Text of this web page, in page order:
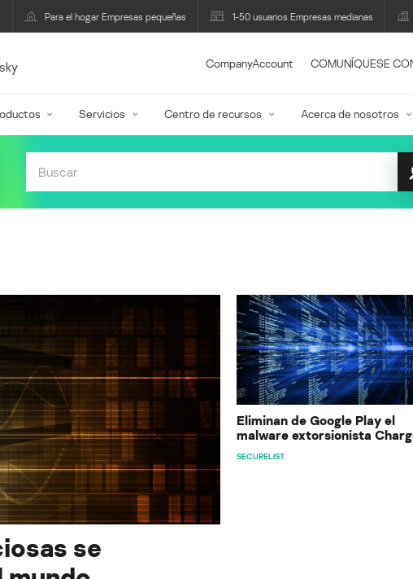
Para el hogar Empresas pequeñas 1-50 usuarios Empresas medianas
CompanyAccount COMUNÍQUESE
Servicios Centro de recursos Acerca de nosotros
se
Eliminan de Google Play el
malware extorsionista
SECURELIST